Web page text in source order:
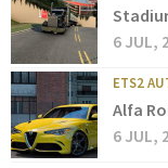
6 JUL,
ETS2
Alfa
6 JUL,